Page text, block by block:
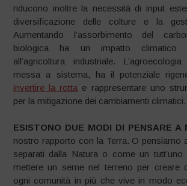
riducono inoltre la necessità di input
diversificazione delle colture e la
Aumentando l’assorbimento del
biologica ha un impatto climatico
all’agricoltura industriale.
messa a sistema, ha il potenziale
invertire la rotta e rappresentare uno
per la mitigazione dei cambiamenti climatici.
ESISTONO DUE MODI DI PENSARE A
nostro rapporto con la Terra. O pensiamo
separati dalla Natura o come un
mettere un seme nel terreno per creare
ogni comunità in più che vive in modo